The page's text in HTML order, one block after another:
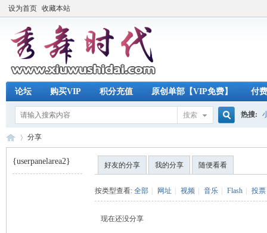
设为首页 收藏本站
论坛 购买VIP 积分充值 原创单部【VIP免费】 付
搜索 热搜:
分享
{userpanelarea2} 好友的分享 我的分享 随便看看
按类型查看: 全部 网址 视频 音乐 Flash 投票
现在还没分享